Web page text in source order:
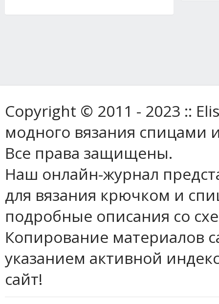
Copyright © 2011 - 2023 ::
модного вязания спицами
Все права защищены.
Наш онлайн-журнал
для вязания крючком и
подробные описания со
Копирование материалов
указанием активной
сайт!